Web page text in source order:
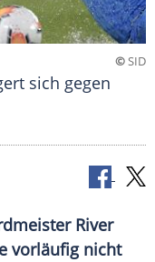
©SID
sich gegen
River
vorläufig nicht